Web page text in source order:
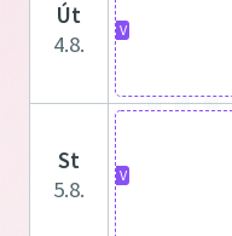
út
4.8.
V
st
5.8.
V